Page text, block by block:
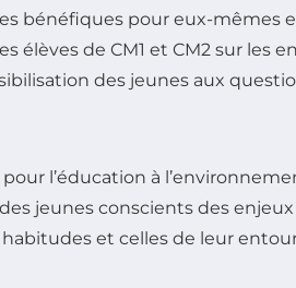
bénéfiques pour eux-mêmes
élèves de CM1 et CM2 sur
des jeunes aux
l’éducation à
jeunes conscients des
et celles de leur